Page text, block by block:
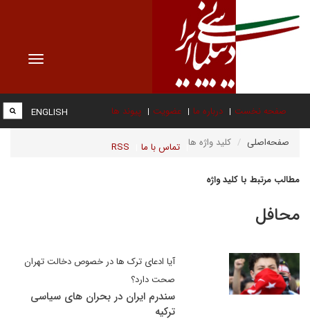
Toggle
صفحه نخست درباره ما عضویت پیوند ها
تماس با ما RSS
ENGLISH
صفحه‌اصلی کلید واژه ها
مطالب مرتبط با کلید واژه
محافل
آیا ادعای ترک ها در خصوص دخالت تهران
صحت دارد؟
سندرم ایران در بحران های سیاسی
ترکیه